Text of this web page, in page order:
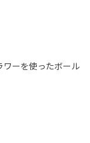
ワーを使ったボール